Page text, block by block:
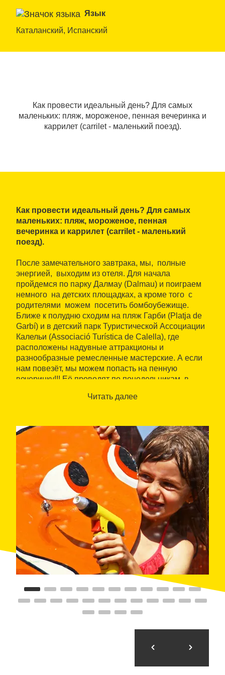
Язык
Каталанский, Испанский
Как провести идеальный день? Для самых
маленьких: пляж, мороженое, пенная вечеринка и
каррилет (carrilet - маленький поезд).
Как провести идеальный день? Для самых
маленьких: пляж, мороженое, пенная
вечеринка и каррилет (carrilet - маленький
поезд).
После замечательного завтрака, мы, полные
энергией, выходим из отеля. Для начала
пройдемся по парку Далмау (Dalmau) и поиграем
немного на детских площадках, а кроме того с
родителями можем посетить бомбоубежище.
Ближе к полудню сходим на пляж Гарби (Рlatja de
Garbí) и в детский парк Туристической Ассоциации
Калельи (Associació Turística de Calella), где
расположены надувные аттракционы и
разнообразные ремесленные мастерские. А если
нам повезёт, мы можем попасть на пенную
вечеринку!!! Её проводят по понедельникам в
А когда у нас разыграется аппетит, мы вернёмся в
(calle Església) и полакомимся мороженым на
какой-нибудь тенистой террасе. А затем, гуляя по
историческому центру, выйдем к Риера-Капаспре
(Riera Capaspre), сядем на маленький паровозик
"каррилет" (carrilet) и прокатимся на нем по всей
Калелье. Ну а затем нас ждут игры и развлечения
в детском центре Пекеландия (Pequelandia)
С наступлением ночи приходит время для
развлечений всей семьёй. Можно, например,
сыграть в кегли или мини-гольф, а затем
поужинать в соседнем ресторане.
ЭТО ВАЖНО...
Имейте в виду, что в течение июля и августа (с 7
июля по 9 августа) каждую пятницу в 17.00 на
проспекте Мануэль Пучверт (Manuel Puigvert)
проводятся спектакли для самых маленьких (цирк,
клоуны, марионетки, жонглеры, танцы, сказки...)
Ассоциация Калельи (Asociación Turística de
Читать далее